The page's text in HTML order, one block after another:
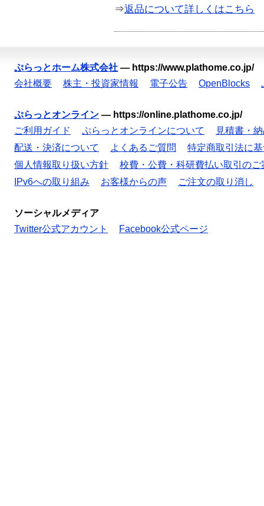
⇒返品について詳しくはこちら
ぷらっとホーム株式会社 — https://www.plathome.co.jp/
会社概要
株主・投資家情報 電子公告 OpenBlocks
ぷらっとオンライン — https://online.plathome.co.jp/
ご利用ガイド
ぷらっとオンラインについて
見積書・
配送・決済について
よくあるご質問
特定商取引法に
個人情報取り扱い方針
校費・公費・科研費払い取引のご
IPv6への取り組み
お客様からの声 ご注文の取り消し
ソーシャルメディア
Twitter公式アカウント
Facebook公式ページ